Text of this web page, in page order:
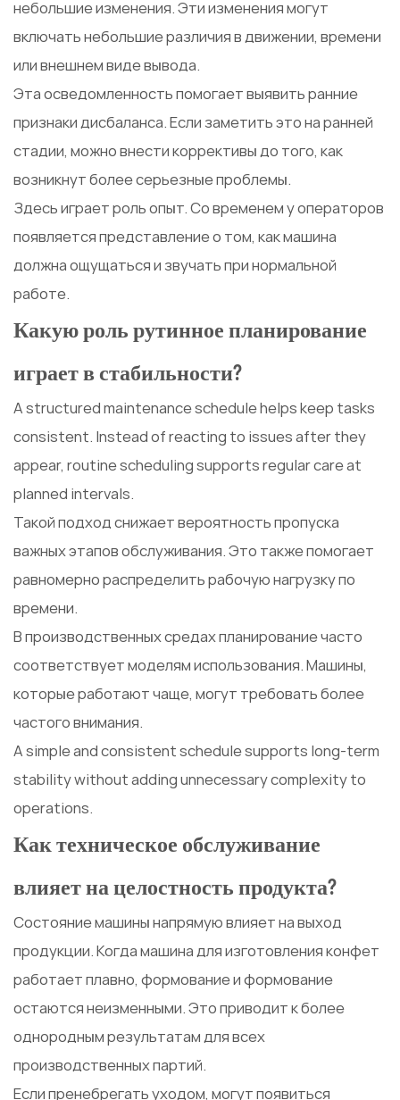
небольшие изменения. Эти изменения могут
включать небольшие различия в движении, времени
или внешнем виде вывода.
Эта осведомленность помогает выявить ранние
признаки дисбаланса. Если заметить это на ранней
стадии, можно внести коррективы до того, как
возникнут более серьезные проблемы.
Здесь играет роль опыт. Со временем у операторов
появляется представление о том, как машина
должна ощущаться и звучать при нормальной
работе.
Какую роль рутинное планирование
играет в стабильности?
А structured maintenance schedule helps keep tasks
consistent. Instead of reacting to issues after they
appear, routine scheduling supports regular care at
planned intervals.
Такой подход снижает вероятность пропуска
важных этапов обслуживания. Это также помогает
равномерно распределить рабочую нагрузку по
времени.
В производственных средах планирование часто
соответствует моделям использования. Машины,
которые работают чаще, могут требовать более
частого внимания.
А simple and consistent schedule supports long-term
stability without adding unnecessary complexity to
operations.
Как техническое обслуживание
влияет на целостность продукта?
Состояние машины напрямую влияет на выход
продукции. Когда машина для изготовления конфет
работает плавно, формование и формование
остаются неизменными. Это приводит к более
однородным результатам для всех
производственных партий.
Если пренебрегать уходом, могут появиться